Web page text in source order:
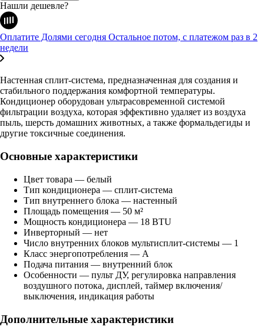
Нашли дешевле?
Оплатите Долями сегодня Остальное потом, с платежом раз в 2
недели
Настенная сплит-система, предназначенная для создания и
стабильного поддержания комфортной температуры.
Кондиционер оборудован ультрасовременной системой
фильтрации воздуха, которая эффективно удаляет из воздуха
пыль, шерсть домашних животных, а также формальдегиды и
другие токсичные соединения.
Основные характеристики
Цвет товара — белый
Тип кондиционера — сплит-система
Тип внутреннего блока — настенный
Площадь помещения — 50 м²
Мощность кондиционера — 18 BTU
Инверторный — нет
Число внутренних блоков мультисплит-системы — 1
Класс энергопотребления — A
Подача питания — внутренний блок
Особенности — пульт ДУ, регулировка направления
воздушного потока, дисплей, таймер включения/
выключения, индикация работы
Дополнительные характеристики